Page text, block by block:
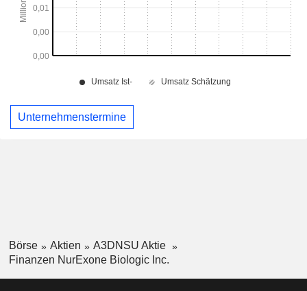
Unternehmenstermine
Börse Aktien
A3DNSU Aktie
Finanzen NurExone Biologic Inc.